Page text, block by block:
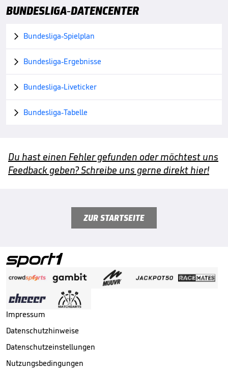
BUNDESLIGA-DATENCENTER
 Bundesliga-Spielplan
 Bundesliga-Ergebnisse
 Bundesliga-Liveticker
 Bundesliga-Tabelle
Du hast einen Fehler gefunden oder möchtest uns
Feedback geben? Schreibe uns gerne direkt hier!
ZUR STARTSEITE
Impressum
Datenschutzhinweise
Datenschutzeinstellungen
Nutzungsbedingungen